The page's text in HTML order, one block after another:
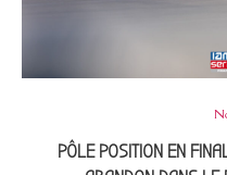
PÔLE POSITION EN